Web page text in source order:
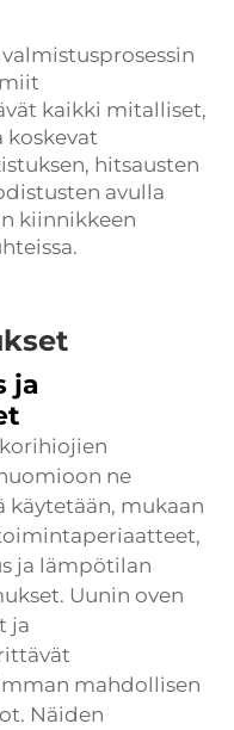
kaikki mitalliset,
koskevat
hitsausten
avulla
kiinnikkeen
ja
ne
käytetään, mukaan
ja lämpötilan
Uunin oven
ja
mahdollisen
Näiden